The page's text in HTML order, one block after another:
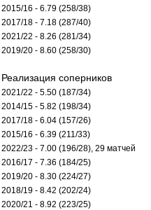
2015/16 - 6.79 (258/38)
2017/18 - 7.18 (287/40)
2021/22 - 8.26 (281/34)
2019/20 - 8.60 (258/30)
Реализация соперников
2021/22 - 5.50 (187/34)
2014/15 - 5.82 (198/34)
2017/18 - 6.04 (157/26)
2015/16 - 6.39 (211/33)
2022/23 - 7.00 (196/28), 29 матчей
2016/17 - 7.36 (184/25)
2019/20 - 8.30 (224/27)
2018/19 - 8.42 (202/24)
2020/21 - 8.92 (223/25)